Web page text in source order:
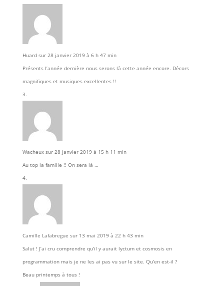
Huard sur 28 janvier 2019 à 6 h 47 min
Présents l’année dernière nous serons là cette année encore. Décors
magnifiques et musiques excellentes !!
Wacheux sur 28 janvier 2019 à 15 h 11 min
Au top la famille !! On sera là …
Camille Lafabregue sur 13 mai 2019 à 22 h 43 min
Salut ! J’ai cru comprendre qu’il y aurait lyctum et cosmosis en
programmation mais je ne les ai pas vu sur le site. Qu’en est-il ?
Beau printemps à tous !